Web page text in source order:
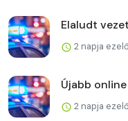
Elaludt
2 napja
Újabb
2 napja